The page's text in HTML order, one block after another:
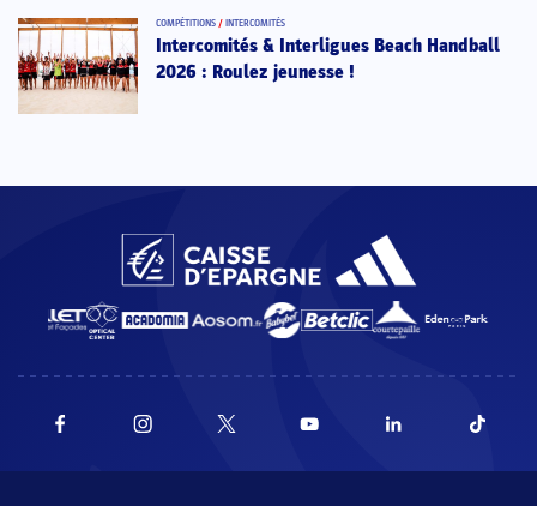
COMPÉTITIONS / INTERCOMITÉS
Intercomités & Interligues Beach Handball
2026 : Roulez jeunesse !